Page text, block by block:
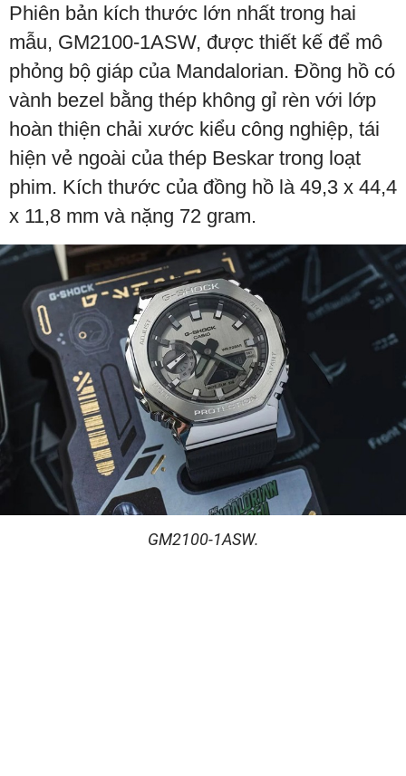
Phiên bản kích thước lớn nhất trong hai
mẫu, GM2100-1ASW, được thiết kế để mô
phỏng bộ giáp của Mandalorian. Đồng hồ có
vành bezel bằng thép không gỉ rèn với lớp
hoàn thiện chải xước kiểu công nghiệp, tái
hiện vẻ ngoài của thép Beskar trong loạt
phim. Kích thước của đồng hồ là 49,3 x 44,4
x 11,8 mm và nặng 72 gram.
GM2100-1ASW.